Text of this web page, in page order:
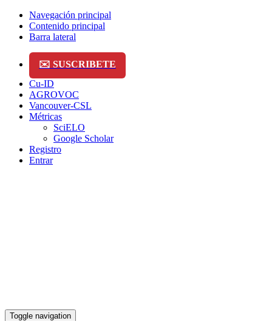
Navegación principal
Contenido principal
Barra lateral
✉️ SUSCRIBETE
Cu-ID
AGROVOC
Vancouver-CSL
Métricas
SciELO
Google Scholar
Registro
Entrar
Toggle navigation